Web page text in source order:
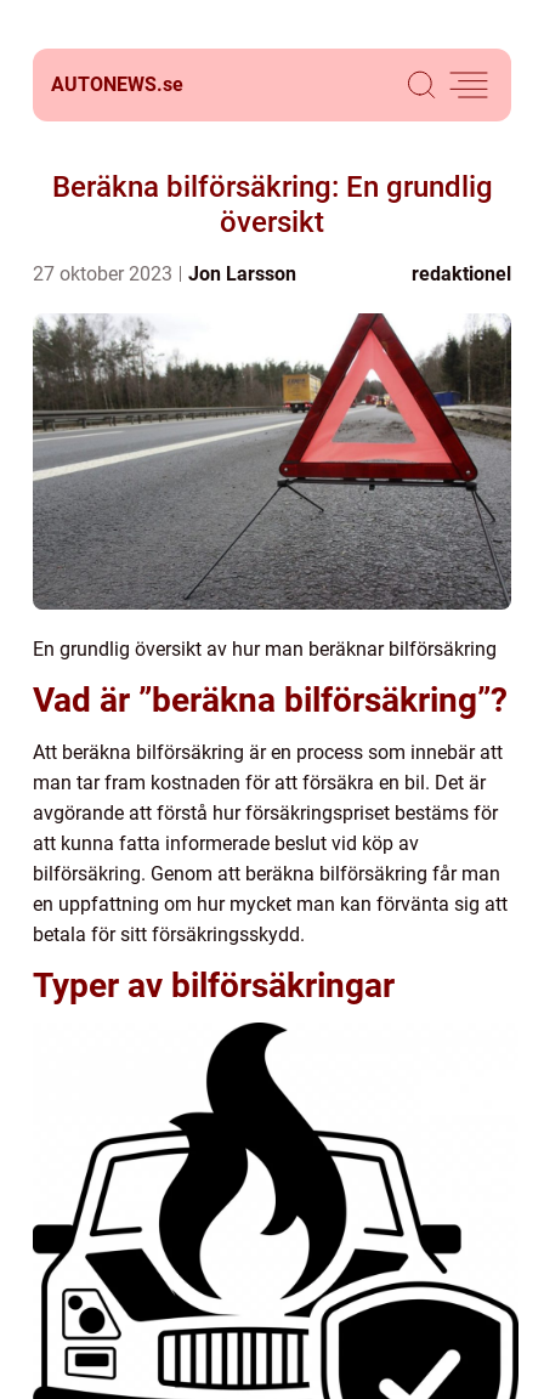
AUTONEWS.se
Beräkna bilförsäkring: En grundlig
översikt
27 oktober 2023 Jon Larsson redaktionel
En grundlig översikt av hur man beräknar bilförsäkring
Vad är ”beräkna bilförsäkring”?
Att beräkna bilförsäkring är en process som innebär att
man tar fram kostnaden för att försäkra en bil. Det är
avgörande att förstå hur försäkringspriset bestäms för
att kunna fatta informerade beslut vid köp av
bilförsäkring. Genom att beräkna bilförsäkring får man
en uppfattning om hur mycket man kan förvänta sig att
betala för sitt försäkringsskydd.
Typer av bilförsäkringar